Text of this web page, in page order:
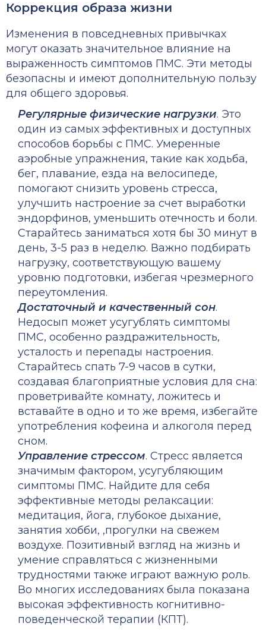
Коррекция образа жизни
Изменения в повседневных привычках
могут оказать значительное влияние на
выраженность симптомов ПМС. Эти методы
безопасны и имеют дополнительную пользу
для общего здоровья.
Регулярные физические нагрузки. Это
один из самых эффективных и доступных
способов борьбы с ПМС. Умеренные
аэробные упражнения, такие как ходьба,
бег, плавание, езда на велосипеде,
помогают снизить уровень стресса,
улучшить настроение за счет выработки
эндорфинов, уменьшить отечность и боли.
Старайтесь заниматься хотя бы 30 минут в
день, 3-5 раз в неделю. Важно подбирать
нагрузку, соответствующую вашему
уровню подготовки, избегая чрезмерного
переутомления.
Достаточный и качественный сон.
Недосып может усугублять симптомы
ПМС, особенно раздражительность,
усталость и перепады настроения.
Старайтесь спать 7-9 часов в сутки,
создавая благоприятные условия для сна:
проветривайте комнату, ложитесь и
вставайте в одно и то же время, избегайте
употребления кофеина и алкоголя перед
сном.
Управление стрессом. Стресс является
значимым фактором, усугубляющим
симптомы ПМС. Найдите для себя
эффективные методы релаксации:
медитация, йога, глубокое дыхание,
занятия хобби, ,прогулки на свежем
воздухе. Позитивный взгляд на жизнь и
умение справляться с жизненными
трудностями также играют важную роль.
Во многих исследованиях была показана
высокая эффективность когнитивно-
поведенческой терапии (КПТ).